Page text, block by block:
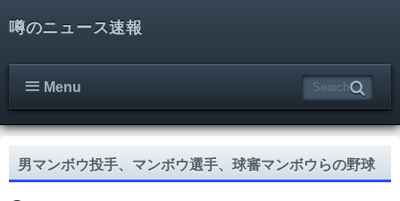
噂のニュース速報
Menu
男マンボウ投手、マンボウ選手、球審マンボウらの野球